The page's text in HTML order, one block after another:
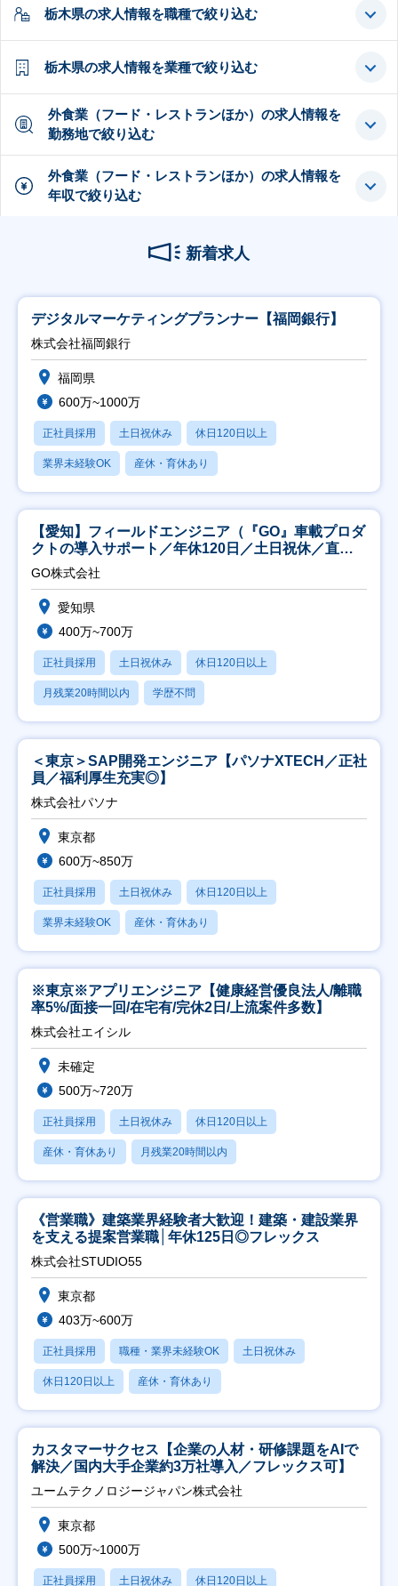
栃木県の求人情報を職種で絞り込む
栃木県の求人情報を業種で絞り込む
外食業（フード・レストランほか）の求人情報を
勤務地で絞り込む
外食業（フード・レストランほか）の求人情報を
年収で絞り込む
新着求人
デジタルマーケティングプランナー【福岡銀行】
株式会社福岡銀行
福岡県
600万~1000万
正社員採用 土日祝休み 休日120日以上
業界未経験OK 産休・育休あり
【愛知】フィールドエンジニア（『GO』車載プロダ
クトの導入サポート／年休120日／土日祝休／直行
直帰
GO株式会社
愛知県
400万~700万
正社員採用 土日祝休み 休日120日以上
月残業20時間以内 学歴不問
＜東京＞SAP開発エンジニア【パソナXTECH／正社
員／福利厚生充実◎】
株式会社パソナ
東京都
600万~850万
正社員採用 土日祝休み 休日120日以上
業界未経験OK 産休・育休あり
※東京※アプリエンジニア【健康経営優良法人/離職
率5%/面接一回/在宅有/完休2日/上流案件多数】
株式会社エイシル
未確定
500万~720万
正社員採用 土日祝休み 休日120日以上
産休・育休あり 月残業20時間以内
《営業職》建築業界経験者大歓迎！建築・建設業界
を支える提案営業職│年休125日◎フレックス
株式会社STUDIO55
東京都
403万~600万
正社員採用 職種・業界未経験OK 土日祝休み
休日120日以上 産休・育休あり
カスタマーサクセス【企業の人材・研修課題をAIで
解決／国内大手企業約3万社導入／フレックス可】
ユームテクノロジージャパン株式会社
東京都
500万~1000万
正社員採用 土日祝休み 休日120日以上